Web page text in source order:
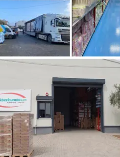
koruma sağlayan
ve rahat bir kullanım
tasarlanmıştır.
kuruluk sağlar.
rahat tutar.
konforlu bir kullanım
değişim özelliği.
emin olun.